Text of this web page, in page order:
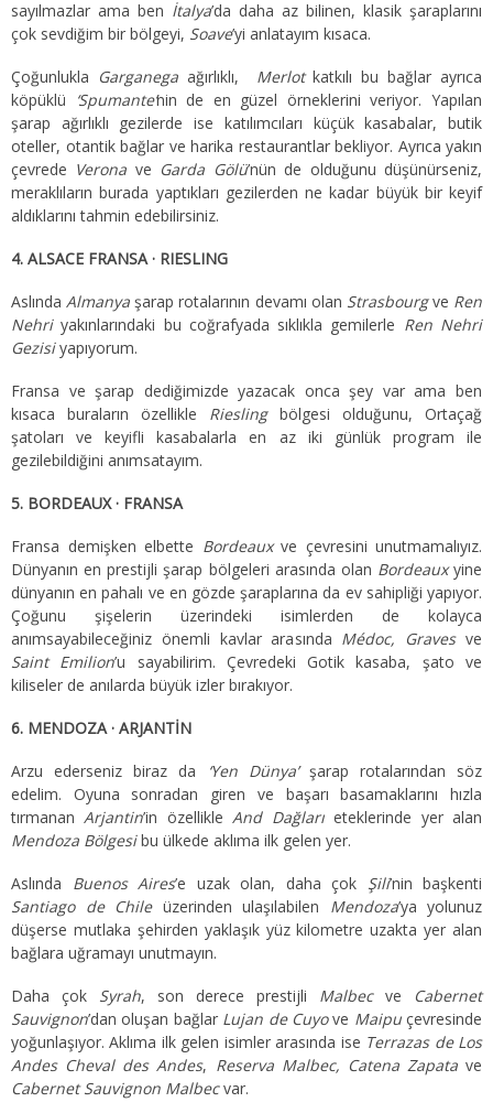
sayılmazlar ama ben İtalya’da daha az bilinen, klasik şaraplarını
çok sevdiğim bir bölgeyi, Soave’yi anlatayım kısaca.
Çoğunlukla Garganegaağırlıklı, Merlotkatkılı bu bağlar ayrıca
köpüklü
‘Spumante’nin de en güzel örneklerini veriyor. Yapılan
şarap ağırlıklı gezilerde ise katılımcıları küçük kasabalar, butik
oteller, otantik bağlar ve harika restaurantlar bekliyor. Ayrıca yakın
çevrede Verona ve Garda Gölü’nün de olduğunu düşünürseniz,
meraklıların burada yaptıkları gezilerden ne kadar büyük bir keyif
aldıklarını tahmin edebilirsiniz.
4. ALSACE FRANSA · RIESLING
Aslında Almanya şarap rotalarının devamı olan Strasbourgve Ren
Nehriyakınlarındaki bu coğrafyada sıklıkla gemilerle Ren Nehri
Gezisiyapıyorum.
Fransa ve şarap dediğimizde yazacak onca şey var ama ben
kısaca buraların özellikle Riesling bölgesi olduğunu, Ortaçağ
şatoları ve keyifli kasabalarla en az iki günlük program ile
gezilebildiğini anımsatayım.
5. BORDEAUX · FRANSA
Fransa demişken elbette Bordeaux ve çevresini unutmamalıyız.
Dünyanın en prestijli şarap bölgeleri arasında olan Bordeauxyine
dünyanın en pahalı ve en gözde şaraplarına da ev sahipliği yapıyor.
Çoğunu şişelerin üzerindeki isimlerden de kolayca
anımsayabileceğiniz önemli kavlar arasında Médoc, Gravesve
Saint Emilion’u sayabilirim. Çevredeki Gotik kasaba, şato ve
kiliseler de anılarda büyük izler bırakıyor.
6. MENDOZA · ARJANTİN
Arzu ederseniz biraz da ‘Yen Dünya’şarap rotalarından söz
edelim. Oyuna sonradan giren ve başarı basamaklarını hızla
tırmanan Arjantin’in özellikle And Dağlarıeteklerinde yer alan
Mendoza Bölgesibu ülkede aklıma ilk gelen yer.
Aslında Buenos Aires’e uzak olan, daha çok Şili’nin başkenti
Santiago de Chile üzerinden ulaşılabilen Mendoza’ya yolunuz
düşerse mutlaka şehirden yaklaşık yüz kilometre uzakta yer alan
bağlara uğramayı unutmayın.
Daha çok Syrah, son derece prestijli Malbecve
Cabernet
Sauvignon’dan oluşan bağlar Lujan de Cuyove Maipuçevresinde
yoğunlaşıyor. Aklıma ilk gelen isimler arasında ise Terrazas de Los
Andes Cheval des Andes, Reserva Malbec, Catena Zapatave
Cabernet Sauvignon Malbecvar.